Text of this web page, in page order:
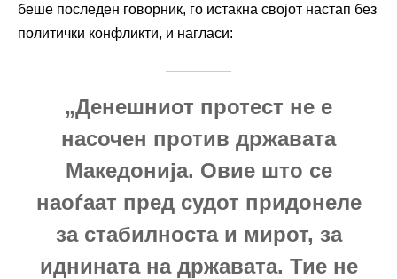
беше последен говорник, го истакна својот настап без
политички конфликти, и нагласи:
„Денешниот протест не е
насочен против државата
Македонија. Овие што се
наоѓаат пред судот придонеле
за стабилноста и мирот, за
иднината на државата. Тие не